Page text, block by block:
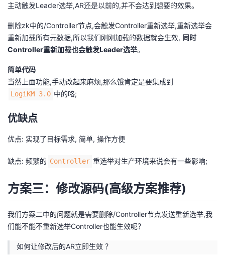
主动触发Leader选举,AR还是以前的,并不会达到想要的效果。
删除zk中的/Controller节点,会触发Controller重新选举,重新选举会
重新加载所有元数据,所以我们刚刚加载的数据就会生效, 同时
Controller重新加载也会触发Leader选举。
简单代码
当然上面功能,手动改起来麻烦,那么饿肯定是要集成到
LogiKM 3.0 中的咯;
优缺点
优点: 实现了目标需求, 简单, 操作方便
缺点: 频繁的 Controller 重选举对生产环境来说会有一些影响;
方案三：修改源码(高级方案推荐)
我们方案二中的问题就是需要删除/Controller节点发送重新选举,我
们能不能不重新选举Controller也能生效呢？
如何让修改后的AR立即生效 ？